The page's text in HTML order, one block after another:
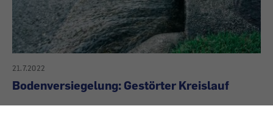
21.7.2022
Bodenversiegelung: Gestörter Kreislauf
Immer öfter fällt massiver Starkregen. Die